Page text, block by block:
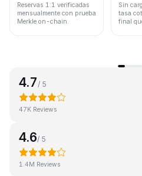
Reservas 1:1 verificadas
mensualmente con prueba
Merkle on-chain.
Sin
tasa
final
4.7 / 5
47K Reviews
4.6/ 5
1.4M Reviews